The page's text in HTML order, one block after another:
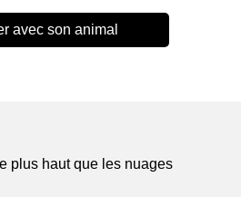
avec son animal